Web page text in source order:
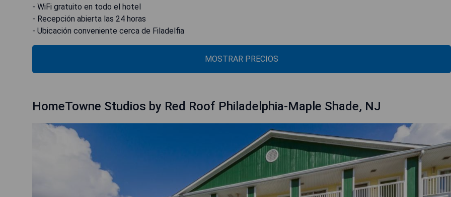
- WiFi gratuito en todo el hotel
- Recepción abierta las 24 horas
- Ubicación conveniente cerca de Filadelfia
MOSTRAR PRECIOS
HomeTowne Studios by Red Roof Philadelphia-Maple Shade, NJ